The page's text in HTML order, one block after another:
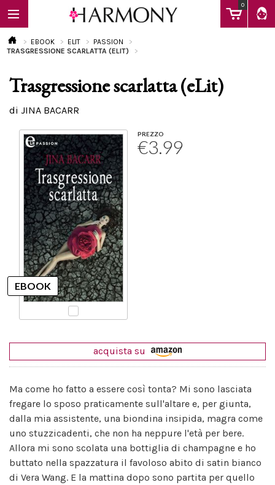
0
EBOOK
Calendario
EBOOK ELIT
PASSION
TRASGRESSIONE SCARLATTA (ELIT)
Trasgressione scarlatta (eLit)
di JINA BACARR
PREZZO
€3.99
acquista su
Ma come ho fatto a essere così tonta? Mi sono lasciata
fregare lo sposo praticamente sull'altare e, per giunta,
dalla mia assistente, una biondina insipida, magra come
uno stuzzicadenti, che non ha neppure l'età per bere.
Allora mi sono scolata una bottiglia di champagne e ho
buttato nella spazzatura il favoloso abito di satin bianco
di Vera Wang. E la mattina dopo sono partita per quello